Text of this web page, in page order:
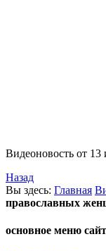
Видеоновость от 13
Назад
Вы здесь: Главная
православных
основное меню